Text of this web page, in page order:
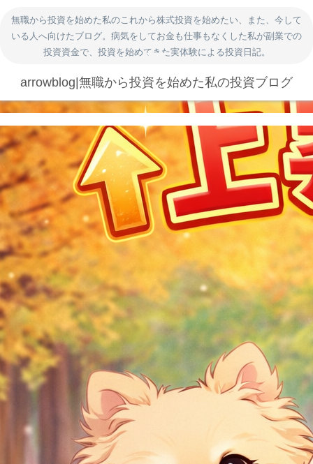
無職から投資を始めた私のこれから株式投資を始めたい、また、今して
いる人へ向けたブログ。病気をしてお金も仕事もなくした私が副業での
投資資金で、投資を始めてきた実体験による投資日記。
arrowblog|無職から投資を始めた私の投資ブログ